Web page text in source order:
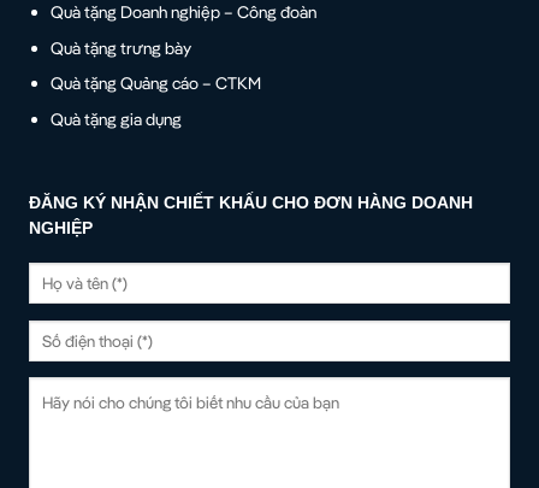
Quà tặng Doanh nghiệp – Công đoàn
Quà tặng trưng bày
Quà tặng Quảng cáo – CTKM
Quà tặng gia dụng
ĐĂNG KÝ NHẬN CHIẾT KHẤU CHO ĐƠN HÀNG DOANH
NGHIỆP